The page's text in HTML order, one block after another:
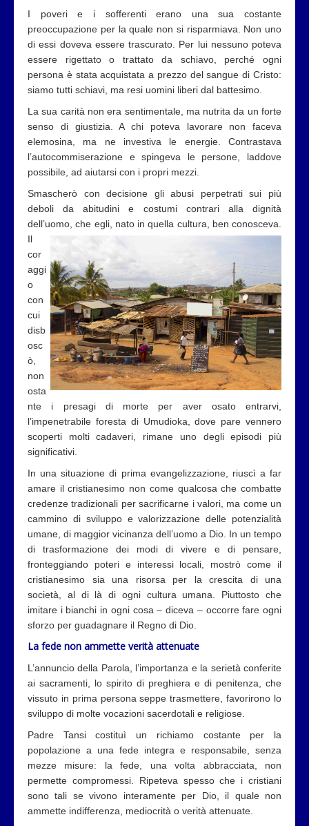
I poveri e i sofferenti erano una sua costante
preoccupazione per la quale non si risparmiava. Non uno
di essi doveva essere trascurato. Per lui nessuno poteva
essere rigettato o trattato da schiavo, perché ogni
persona è stata acquistata a prezzo del sangue di Cristo:
siamo tutti schiavi, ma resi uomini liberi dal battesimo.
La sua carità non era sentimentale, ma nutrita da un forte
senso di giustizia. A chi poteva lavorare non faceva
elemosina, ma ne investiva le energie. Contrastava
l’autocommiserazione e spingeva le persone, laddove
possibile, ad aiutarsi con i propri mezzi.
Smascherò con decisione gli abusi perpetrati sui più
deboli da abitudini e costumi contrari alla dignità
dell’uomo, che egli, nato in quella cultura, ben conosceva.
Il
cor
aggi
o
con
cui
disb
osc
ò,
non
osta
nte i presagi di morte per aver osato entrarvi,
l’impenetrabile foresta di Umudioka, dove pare vennero
scoperti molti cadaveri, rimane uno degli episodi più
significativi.
In una situazione di prima evangelizzazione, riuscì a far
amare il cristianesimo non come qualcosa che combatte
credenze tradizionali per sacrificarne i valori, ma come un
cammino di sviluppo e valorizzazione delle potenzialità
umane, di maggior vicinanza dell’uomo a Dio. In un tempo
di trasformazione dei modi di vivere e di pensare,
fronteggiando poteri e interessi locali, mostrò come il
cristianesimo sia una risorsa per la crescita di una
società, al di là di ogni cultura umana. Piuttosto che
imitare i bianchi in ogni cosa – diceva – occorre fare ogni
sforzo per guadagnare il Regno di Dio.
La fede non ammette verità attenuate
L’annuncio della Parola, l’importanza e la serietà conferite
ai sacramenti, lo spirito di preghiera e di penitenza, che
vissuto in prima persona seppe trasmettere, favorirono lo
sviluppo di molte vocazioni sacerdotali e religiose.
Padre Tansi costituì un richiamo costante per la
popolazione a una fede integra e responsabile, senza
mezze misure: la fede, una volta abbracciata, non
permette compromessi. Ripeteva spesso che i cristiani
sono tali se vivono interamente per Dio, il quale non
ammette indifferenza, mediocrità o verità attenuate.